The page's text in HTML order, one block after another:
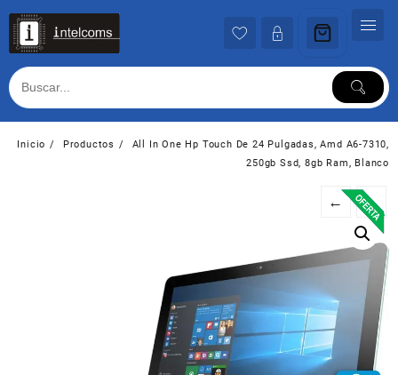
contenido
Inicio Productos
All In One Hp Touch De 24 Pulgadas, Amd A6-7310,
250gb Ssd, 8gb Ram, Blanco
← →